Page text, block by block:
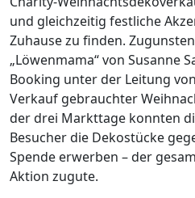
und gleichzeitig festliche
Zuhause zu finden.
„Löwenmama“ von Susanne
Booking unter der Leitung
Verkauf gebrauchter
der drei Markttage konnten
Besucher die Dekostücke
Spende erwerben – der
Aktion zugute.